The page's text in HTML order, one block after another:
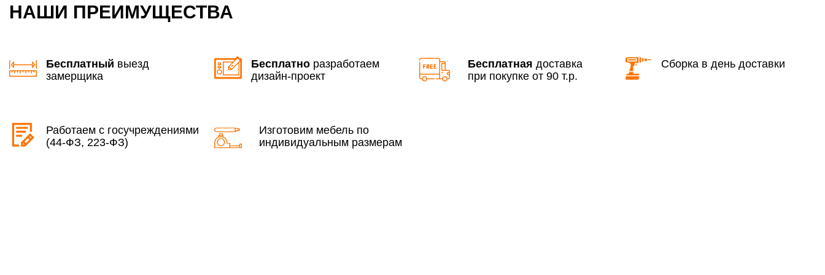
НАШИ ПРЕИМУЩЕСТВА
Бесплатный выезд
замерщика
Бесплатно разработаем
дизайн-проект
Бесплатная доставка
при покупке от 90 т.р.
Сборка в день доставки
Работаем с госучреждениями
(44-ФЗ, 223-ФЗ)
Изготовим мебель по
индивидуальным размерам